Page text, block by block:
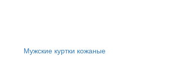
Мужские куртки кожаные